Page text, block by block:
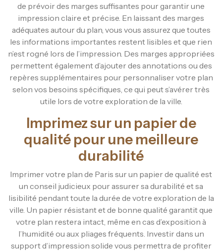
de prévoir des marges suffisantes pour garantir une
impression claire et précise. En laissant des marges
adéquates autour du plan, vous vous assurez que toutes
les informations importantes restent lisibles et que rien
n’est rogné lors de l’impression. Des marges appropriées
permettent également d’ajouter des annotations ou des
repères supplémentaires pour personnaliser votre plan
selon vos besoins spécifiques, ce qui peut s’avérer très
utile lors de votre exploration de la ville.
Imprimez sur un papier de
qualité pour une meilleure
durabilité
Imprimer votre plan de Paris sur un papier de qualité est
un conseil judicieux pour assurer sa durabilité et sa
lisibilité pendant toute la durée de votre exploration de la
ville. Un papier résistant et de bonne qualité garantit que
votre plan restera intact, même en cas d’exposition à
l’humidité ou aux pliages fréquents. Investir dans un
support d’impression solide vous permettra de profiter